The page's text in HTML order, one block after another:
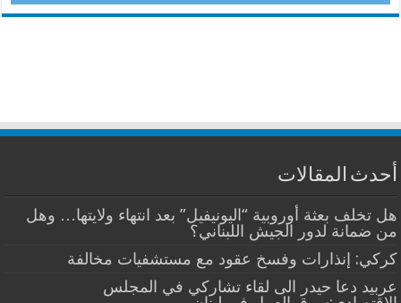
أحدث المقالات
هل تخلف بعثة أوروبية “اليونيفيل” بعد انتهاء ولايتها… وهل
من ضمانة لدور الجيش اللبناني؟
كركي: إنذارات وفسخ عقود مع مستشفيات مخالفة
عربيد دعا حيدر الى لقاء تشاركي في المجلس